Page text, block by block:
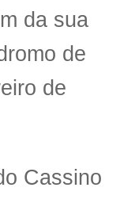
da sua
de
de
Cassino